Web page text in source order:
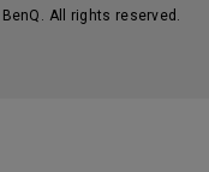
All rights reserved.